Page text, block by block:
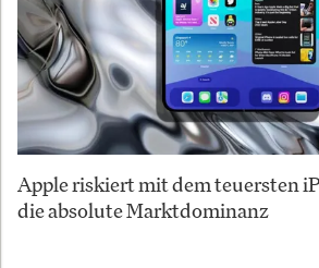
Apple riskiert mit dem teuersten
die absolute Marktdominanz